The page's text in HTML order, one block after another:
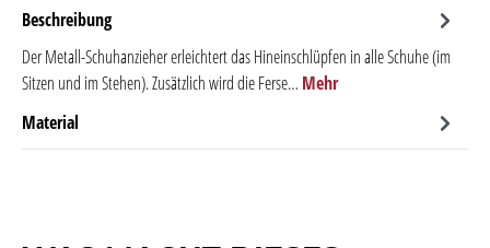
Beschreibung
Der Metall-Schuhanzieher erleichtert das Hineinschlüpfen in alle Schuhe (im
Sitzen und im Stehen). Zusätzlich wird die Ferse… Mehr
Material